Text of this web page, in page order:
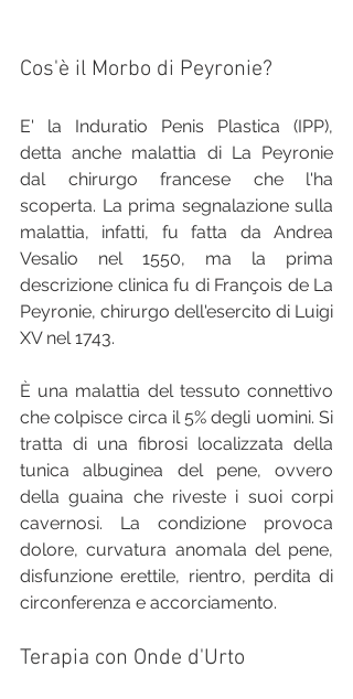
Cos'è il Morbo di Peyronie?
E' la Induratio Penis Plastica (IPP),
detta anche malattia di La Peyronie
dal chirurgo francese che l'ha
scoperta. La prima segnalazione sulla
malattia, infatti, fu fatta da Andrea
Vesalio nel 1550, ma la prima
descrizione clinica fu di François de La
Peyronie, chirurgo dell'esercito di Luigi
XV nel 1743.
È una malattia del tessuto connettivo
che colpisce circa il 5% degli uomini. Si
tratta di una fibrosi localizzata della
tunica albuginea del pene, ovvero
della guaina che riveste i suoi corpi
cavernosi. La condizione provoca
dolore, curvatura anomala del pene,
disfunzione erettile, rientro, perdita di
circonferenza e accorciamento.
Terapia con Onde d'Urto